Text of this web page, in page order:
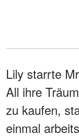
Lily starrte
All ihre
zu kaufen,
einmal